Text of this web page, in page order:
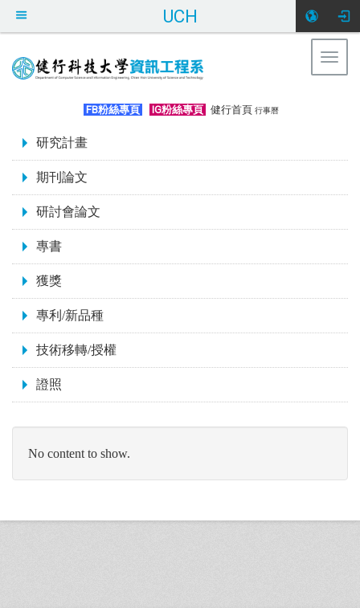
UCH
FB粉絲專頁 IG粉絲專頁 健行首頁 行事曆
研究計畫
期刊論文
研討會論文
專書
獲獎
專利/新品種
技術移轉/授權
證照
No content to show.